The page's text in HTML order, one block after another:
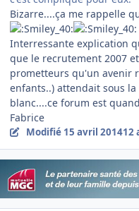
Bizarre....ça me rappelle
Interressante explication
que le recrutement 2007
prometteurs qu'un avenir
enfants..) attendait sous
blanc....ce forum est
Fabrice
Modifié 15 avril 201412